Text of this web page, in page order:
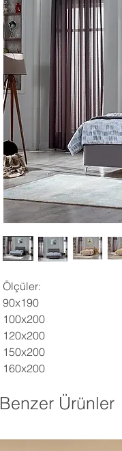
Ölçüler:
90x190
100x200
120x200
150x200
160x200
Benzer Ürünler